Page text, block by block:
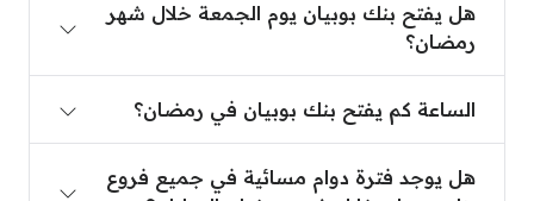
هل يفتح بنك بوبيان يوم الجمعة خلال شهر
رمضان؟
الساعة كم يفتح بنك بوبيان في رمضان؟
هل يوجد فترة دوام مسائية في جميع فروع